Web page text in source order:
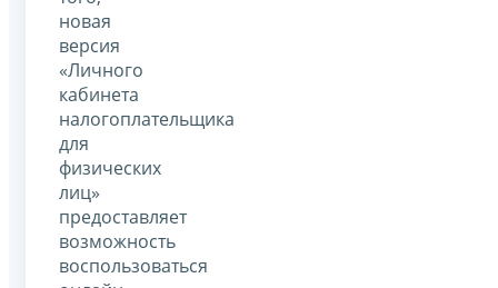
новая
версия
«Личного
кабинета
налогоплательщика
для
физических
лиц»
предоставляет
возможность
воспользоваться